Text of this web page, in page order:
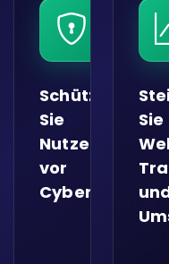
Schützen
Sie
Nutzerdaten
vor
Sie